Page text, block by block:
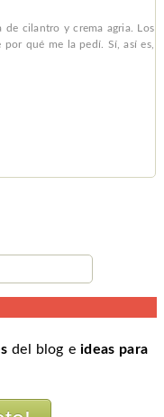
de cilantro y crema agria. Los
qué me la pedí. Sí, así es,
del blog eideas para